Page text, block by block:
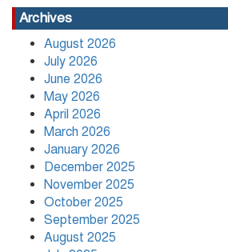
যে তিন শর্তে
Archives
August 2026
July 2026
June 2026
May 2026
April 2026
March 2026
January 2026
December 2025
November 2025
October 2025
September 2025
August 2025